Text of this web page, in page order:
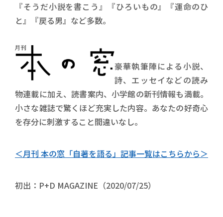
『そうだ小説を書こう』『ひろいもの』『運命のひ
と』『戻る男』など多数。
豪華執筆陣による小説、
詩、エッセイなどの読み
物連載に加え、読書案内、小学館の新刊情報も満載。
小さな雑誌で驚くほど充実した内容。あなたの好奇心
を存分に刺激すること間違いなし。
＜月刊 本の窓「自著を語る」記事一覧はこちらから＞
初出：P+D MAGAZINE（2020/07/25）